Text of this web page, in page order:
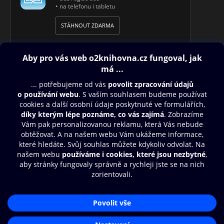
• na telefonu i tabletu
STÁHNOUT ZDARMA
Obsah ke stažení
Moje O2 Knihovna
Další zábava
© O2 Czech Republic a.s.
Zásady zpracování osobních údajůAplikace O2 Knihovna